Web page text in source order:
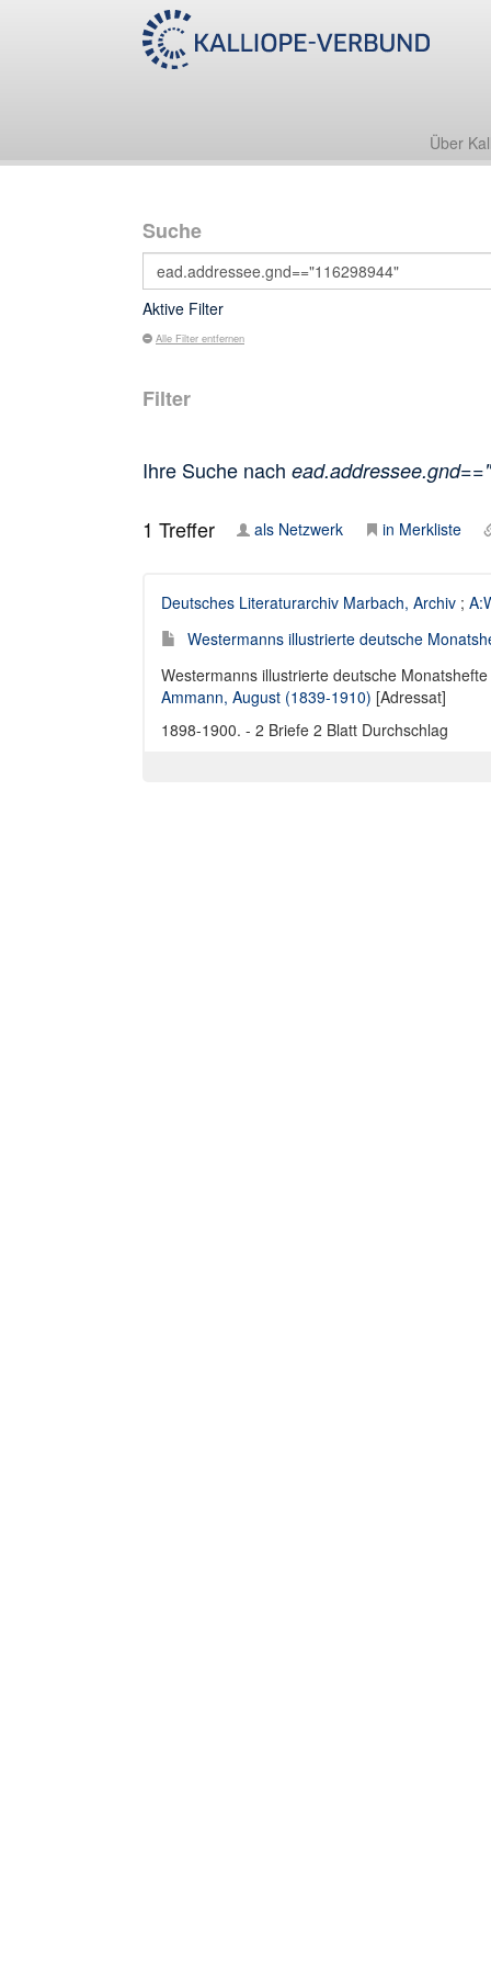
Über
Suche
Aktive Filter
Alle Filter entfernen
Filter
Ihre Suche nach
1 Treffer als Netzwerk in Merkliste
Deutsches Literaturarchiv Marbach, Archiv ;
Westermanns illustrierte deutsche
Westermanns illustrierte deutsche
Ammann, August (1839-1910) [Adressat]
1898-1900. - 2 Briefe 2 Blatt Durchschlag